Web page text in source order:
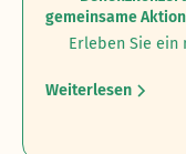
gemeinsame
Erleben Sie ein
Weiterlesen